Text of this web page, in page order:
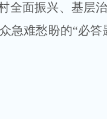
全面振兴、基层
急难愁盼的“必答